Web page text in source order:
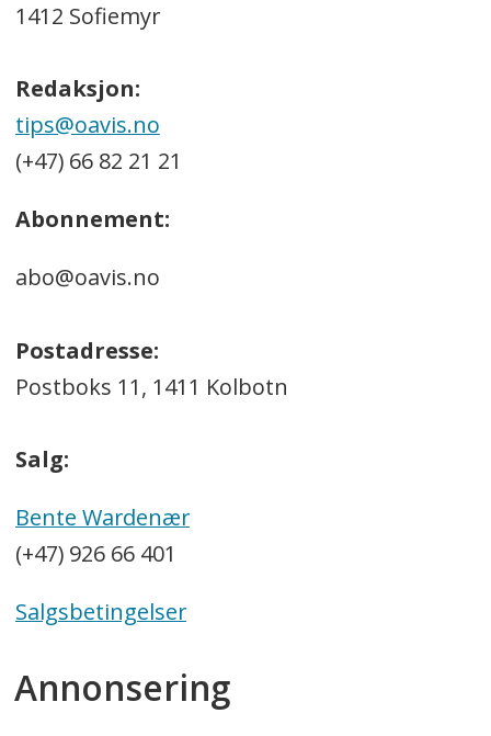
1412 Sofiemyr
Redaksjon:
tips@oavis.no
(+47) 66 82 21 21
Abonnement:
abo@oavis.no
Postadresse:
Postboks 11, 1411 Kolbotn
Salg:
Bente Wardenær
(+47) 926 66 401
Salgsbetingelser
Annonsering